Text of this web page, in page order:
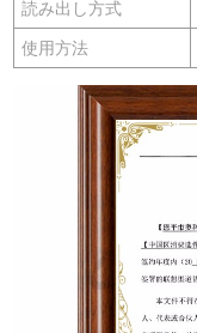
読み出し方式
使用方法